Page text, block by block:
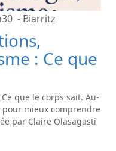
- Biarritz
: Ce que
que le corps sait. Au-
pour mieux comprendre
par Claire Olasagasti